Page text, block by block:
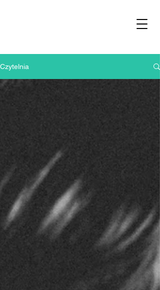
Czytelnia